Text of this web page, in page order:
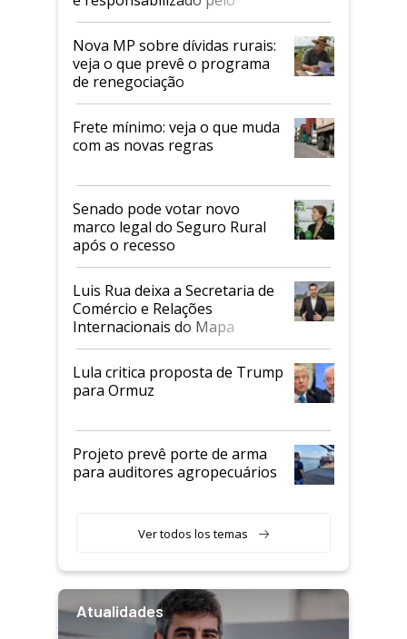
tarifaço dos EUA
Nova MP sobre dívidas rurais:
veja o que prevê o programa
de renegociação
Frete mínimo: veja o que muda
com as novas regras
Senado pode votar novo
marco legal do Seguro Rural
após o recesso
Luis Rua deixa a Secretaria de
Comércio e Relações
Internacionais do Mapa
Lula critica proposta de Trump
para Ormuz
Projeto prevê porte de arma
para auditores agropecuários
Ver todos los temas
Atualidades